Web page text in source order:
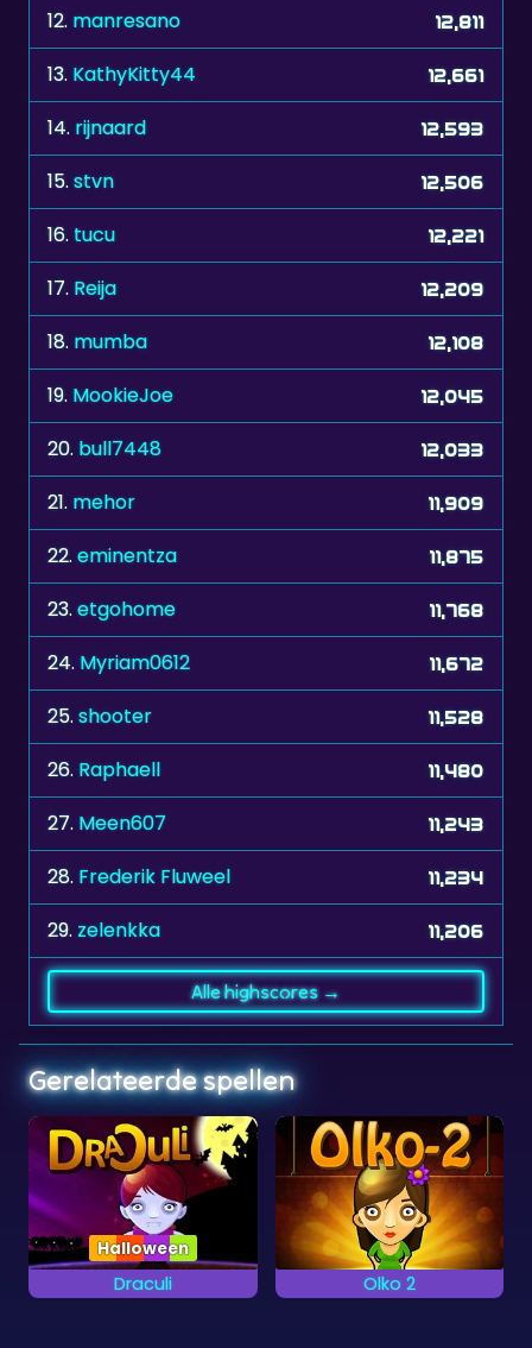
13. KathyKitty44 12,661
14.rijnaard 12,593
15. stvn 12,506
16. tucu 12,221
17. Reija 12,209
18. mumba 12,108
19. MookieJoe 12,045
20.bull7448 12,033
21. mehor 11,909
22.eminentza 11,875
23. etgohome 11,768
24.Myriam0612 11,672
25. shooter 11,528
26. Raphaell 11,480
27. Meen607 11,243
28. Frederik Fluweel 11,234
29. zelenkka 11,206
Gerelateerde spellen
Draculi
Halloween
Verwijder zo snel
mogelijk alle
Olko 2
Verwijder zo snel
mogelijk alle stenen.